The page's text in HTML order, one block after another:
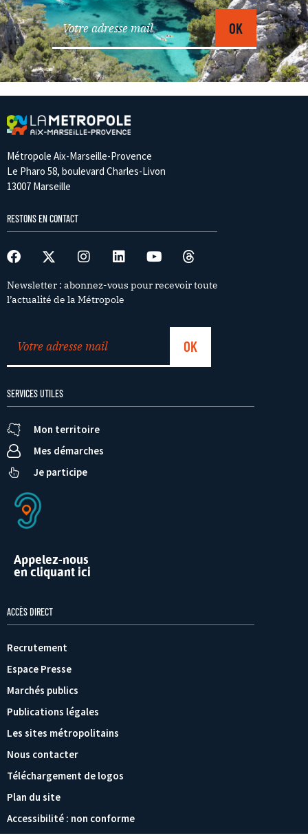
Métropole Aix-Marseille-Provence
Le Pharo 58, boulevard Charles-Livon
13007 Marseille
RESTONS EN CONTACT
Newsletter : abonnez-vous pour recevoir toute
l’actualité de la Métropole
SERVICES UTILES
Mon territoire
Mes démarches
Je participe
Appelez-nous
en cliquant ici
ACCÈS DIRECT
Recrutement
Espace Presse
Marchés publics
Publications légales
Les sites métropolitains
Nous contacter
Téléchargement de logos
Plan du site
Accessibilité : non conforme